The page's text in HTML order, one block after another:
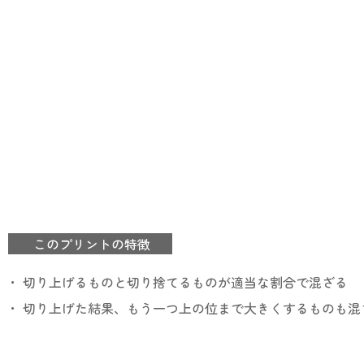
このプリントの特徴
・ 切り上げるものと切り捨てるものが適当な割合で混ざる
・ 切り上げた結果、もう一つ上の位まで大きくするものも